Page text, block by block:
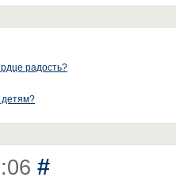
радость?
#